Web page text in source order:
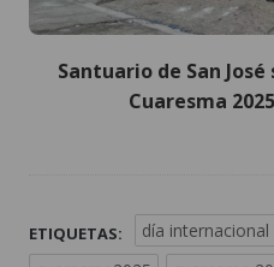
Santuario de San
Cuaresma
ETIQUETAS: día